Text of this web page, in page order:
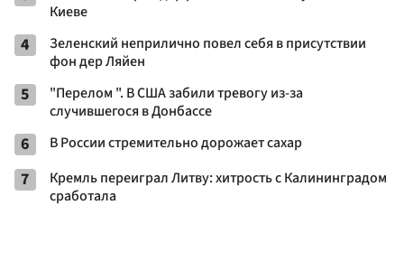
Киеве
4
Зеленский неприлично повел cебя в присутствии
фон дер Ляйен
5
"Перелом ". В США забили тревогу из-за
случившегося в Донбассе
6 В России стремительно дорожает сахар
7
Кремль переиграл Литву: хитрость с Калининградом
сработала